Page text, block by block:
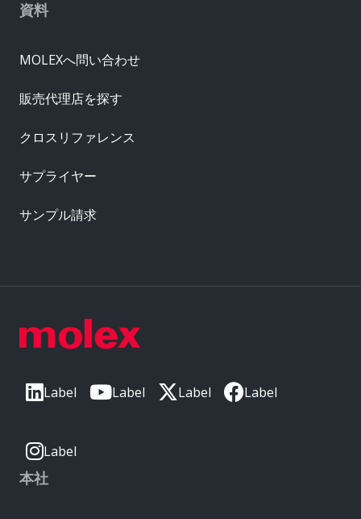
Label Label Label Label
Label
本社
資料
MOLEXへ問い合わせ
販売代理店を探す
クロスリファレンス
サプライヤー
サンプル請求